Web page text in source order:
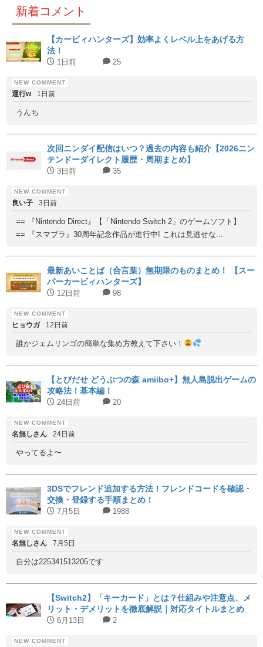
新着コメント
【カービィハンターズ】効率よくレベル上をあげる方
法！
1日前 25
運行w 1日前
うんち
次回ニンダイ配信はいつ？過去の内容も紹介【2026ニン
テンドーダイレクト履歴・周期まとめ】
3日前 35
良い子 3日前
== 『Nintendo Direct』【「Nintendo Switch 2」のゲームソフト】
== 『スマブラ』30周年記念作品が進行中! これは見逃せな...
最新あいことば（合言葉）無期限のものまとめ！ 【スー
パーカービィハンターズ】
12日前 98
ヒョウガ 12日前
誰かジェムリンゴの簡単な集め方教えて下さい！
【とびだせ どうぶつの森 amiibo+】無人島脱出ゲームの
攻略法！基本編！
24日前 20
名無しさん 24日前
やってるよ〜
3DSでフレンド追加する方法！フレンドコードを確認・
交換・登録する手順まとめ！
7月5日 1988
名無しさん 7月5日
自分は225341513205です
【Switch2】「キーカード」とは？仕組みや注意点、メ
リット・デメリットを徹底解説｜対応タイトルまとめ
6月13日 2